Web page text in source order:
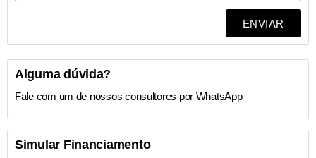
ENVIAR
Simular Financiamento
Alguma dúvida?
Fale com um de nossos consultores por WhatsApp